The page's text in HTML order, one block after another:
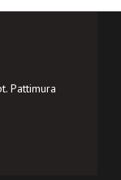
Pattimura